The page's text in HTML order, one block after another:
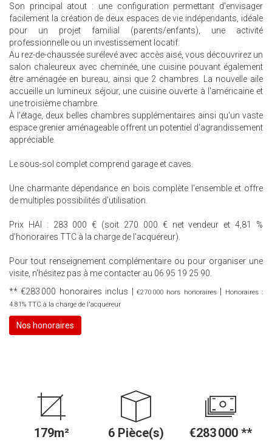
Son principal atout : une configuration permettant d'envisager
facilement la création de deux espaces de vie indépendants, idéale
pour un projet familial (parents/enfants), une activité
professionnelle ou un investissement locatif.
Au rez-de-chaussée surélevé avec accès aisé, vous découvrirez un
salon chaleureux avec cheminée, une cuisine pouvant également
être aménagée en bureau, ainsi que 2 chambres. La nouvelle aile
accueille un lumineux séjour, une cuisine ouverte à l'américaine et
une troisième chambre.
À l'étage, deux belles chambres supplémentaires ainsi qu'un vaste
espace grenier aménageable offrent un potentiel d'agrandissement
appréciable.
Le sous-sol complet comprend garage et caves.
Une charmante dépendance en bois complète l'ensemble et offre
de multiples possibilités d'utilisation.
Prix HAI : 283 000 € (soit 270 000 € net vendeur et 4,81 %
d'honoraires TTC à la charge de l'acquéreur).
Pour tout renseignement complémentaire ou pour organiser une
visite, n'hésitez pas à me contacter au 06 95 19 25 90.
** €283 000 honoraires inclus |€270 000 hors honoraires|
Honoraires :
4.81% TTC à la charge de l'acquéreur
Nos honoraires
179m² 6 Pièce(s) €283 000 **